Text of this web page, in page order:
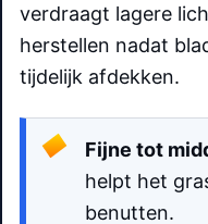
verdraagt lagere
herstellen nadat
tijdelijk afdekken.
Fijne tot
helpt het
benutten.